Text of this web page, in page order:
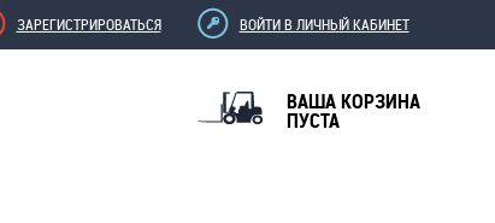
ЗАРЕГИСТРИРОВАТЬСЯ ВОЙТИ В ЛИЧНЫЙ КАБИНЕТ
ВАША КОРЗИНА
ПУСТА